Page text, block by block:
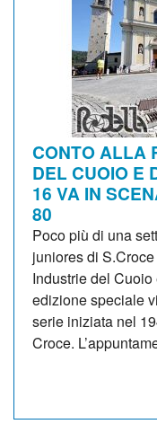
CONTO ALLA
DEL CUOIO E
16 VA IN
80
Poco più di una
juniores di
Industrie del
edizione speciale
serie iniziata nel
Croce.